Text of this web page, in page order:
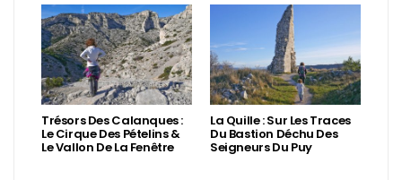
Trésors Des Calanques :
Le Cirque Des Pételins &
Le Vallon De La Fenêtre
La Quille : Sur Les Traces
Du Bastion Déchu Des
Seigneurs Du Puy